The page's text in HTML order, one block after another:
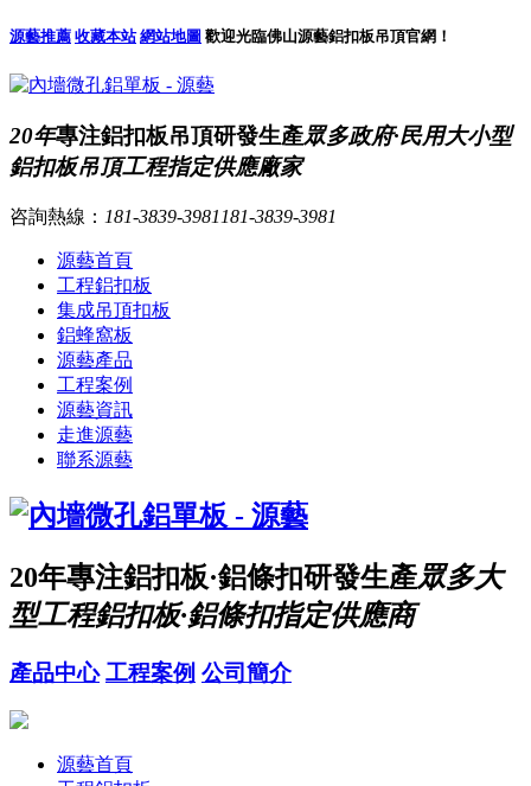
源藝推薦 收藏本站 網站地圖 歡迎光臨佛山源藝鋁扣板吊頂官網！
20年專注鋁扣板吊頂研發生產眾多政府·民用大小型
鋁扣板吊頂工程指定供應廠家
咨詢熱線： 181-3839-3981 181-3839-3981
源藝首頁
工程鋁扣板
集成吊頂扣板
鋁蜂窩板
源藝產品
工程案例
源藝資訊
走進源藝
聯系源藝
20年專注鋁扣板·鋁條扣研發生產眾多大
型工程鋁扣板·鋁條扣指定供應商
產品中心 工程案例 公司簡介
源藝首頁